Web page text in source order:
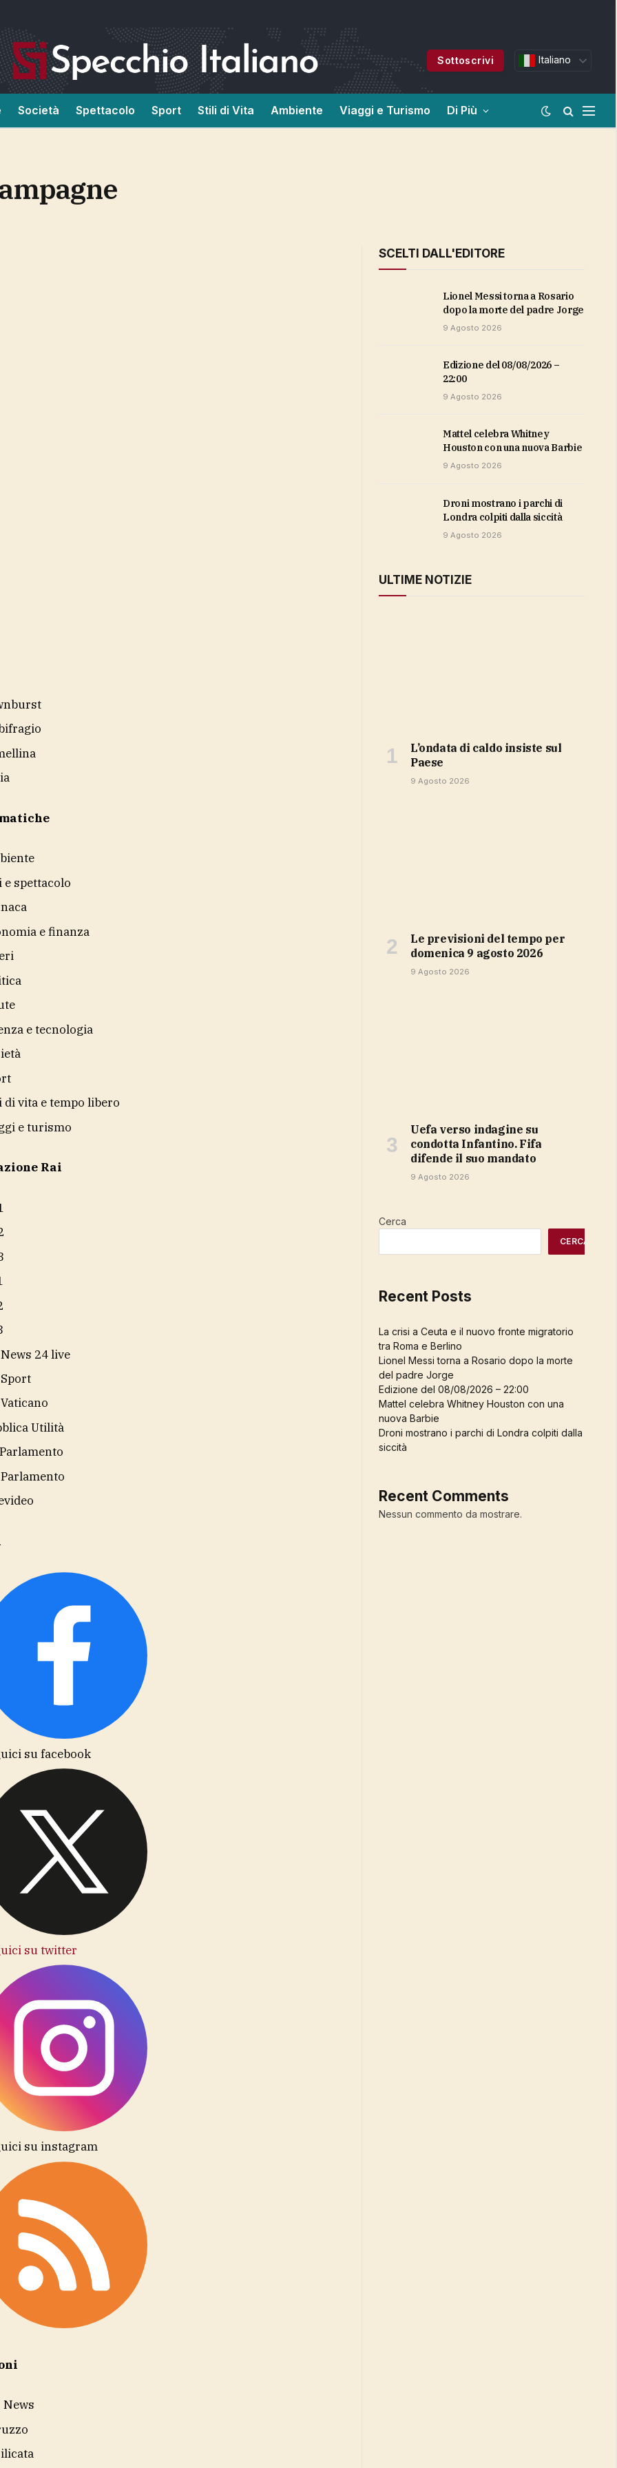
Sottoscrivi Italiano
Società Spettacolo Sport Stili di Vita Ambiente Viaggi e Turismo Di Più
spettacolo
e finanza
e tecnologia
di vita e tempo libero
e turismo
Rai
24 live
Utilità
su facebook
su twitter
su instagram
SCELTI DALL'EDITORE
Lionel Messi torna a Rosario
dopo la morte del padre Jorge
9 Agosto 2026
Edizione del 08/08/2026 –
22:00
9 Agosto 2026
Mattel celebra Whitney
Houston con una nuova Barbie
9 Agosto 2026
Droni mostrano i parchi di
Londra colpiti dalla siccità
9 Agosto 2026
ULTIME NOTIZIE
l’ondata di caldo insiste sul
Paese
9 Agosto 2026
Le previsioni del tempo per
domenica 9 agosto 2026
9 Agosto 2026
Uefa verso indagine su
condotta Infantino. Fifa
difende il suo mandato
9 Agosto 2026
Cerca
CERCA
Recent Posts
La crisi a Ceuta e il nuovo fronte migratorio
tra Roma e Berlino
Lionel Messi torna a Rosario dopo la morte
del padre Jorge
Edizione del 08/08/2026 – 22:00
Mattel celebra Whitney Houston con una
nuova Barbie
Droni mostrano i parchi di Londra colpiti dalla
siccità
Recent Comments
Nessun commento da mostrare.